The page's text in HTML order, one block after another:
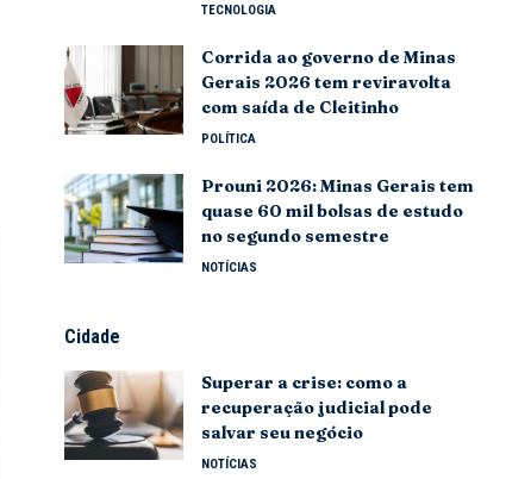
TECNOLOGIA
Corrida ao governo de Minas
Gerais 2026 tem reviravolta
com saída de Cleitinho
POLÍTICA
Prouni 2026: Minas Gerais tem
quase 60 mil bolsas de estudo
no segundo semestre
NOTÍCIAS
Cidade
Superar a crise: como a
recuperação judicial pode
salvar seu negócio
NOTÍCIAS